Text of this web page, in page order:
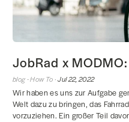
JobRad x
blog -How To ·Jul 22, 2022
Wir haben es uns zur Aufgabe
Welt dazu zu bringen, das
vorzuziehen. Ein großer Teil